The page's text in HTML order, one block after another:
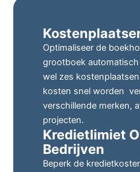
Optimaliseer de
grootboek
wel zes
kosten snel worden
verschillende merken,
projecten.
Kredietlimiet
Bedrijven
Beperk de